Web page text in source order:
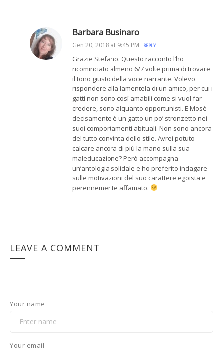
Barbara Businaro
Gen 20, 2018 at 9:45 PM REPLY
Grazie Stefano. Questo racconto l’ho
ricominciato almeno 6/7 volte prima di trovare
il tono giusto della voce narrante. Volevo
rispondere alla lamentela di un amico, per cui i
gatti non sono così amabili come si vuol far
credere, sono alquanto opportunisti. E Mosè
decisamente è un gatto un po’ stronzetto nei
suoi comportamenti abituali. Non sono ancora
del tutto convinta dello stile. Avrei potuto
calcare ancora di più la mano sulla sua
maleducazione? Però accompagna
un’antologia solidale e ho preferito indagare
sulle motivazioni del suo carattere egoista e
perennemente affamato.
LEAVE A COMMENT
Your name
Your email